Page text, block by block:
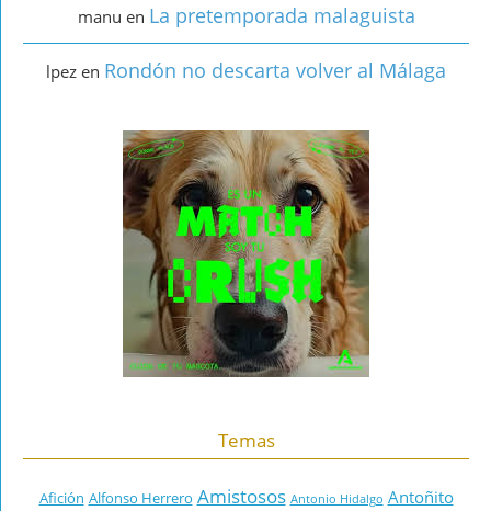
manu en La pretemporada malaguista
lpez en Rondón no descarta volver al Málaga
Temas
Afición Alfonso Herrero Amistosos Antonio Hidalgo Antoñito